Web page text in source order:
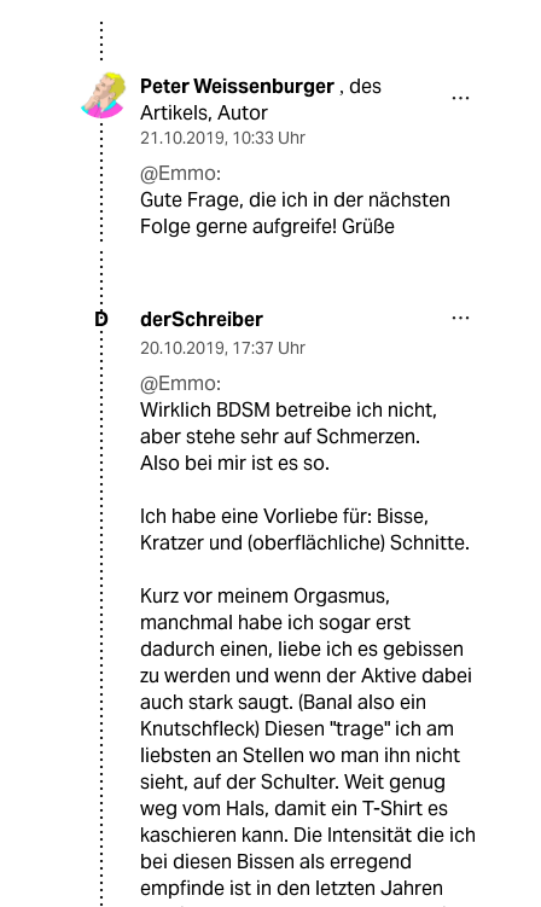
Peter Weissenburger , des
Artikels, Autor
21.10.2019, 10:33 Uhr
@Emmo:
Gute Frage, die ich in der nächsten
Folge gerne aufgreife! Grüße
D derSchreiber
20.10.2019, 17:37 Uhr
@Emmo:
Wirklich BDSM betreibe ich nicht,
aber stehe sehr auf Schmerzen.
Also bei mir ist es so.
Ich habe eine Vorliebe für: Bisse,
Kratzer und (oberflächliche) Schnitte.
Kurz vor meinem Orgasmus,
manchmal habe ich sogar erst
dadurch einen, liebe ich es gebissen
zu werden und wenn der Aktive dabei
auch stark saugt. (Banal also ein
Knutschfleck) Diesen "trage" ich am
liebsten an Stellen wo man ihn nicht
sieht, auf der Schulter. Weit genug
weg vom Hals, damit ein T-Shirt es
kaschieren kann. Die Intensität die ich
bei diesen Bissen als erregend
empfinde ist in den letzten Jahren